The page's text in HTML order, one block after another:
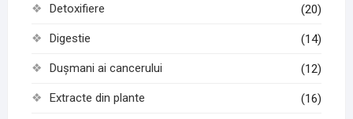
Detoxifiere (20)
Digestie (14)
Dușmani ai cancerului (12)
Extracte din plante (16)